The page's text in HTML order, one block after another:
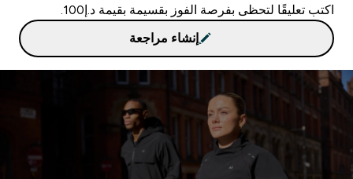
اكتب تعليقًا لتحظى بفرصة الفوز بقسيمة بقيمة د.إ100.
إنشاء مراجعة